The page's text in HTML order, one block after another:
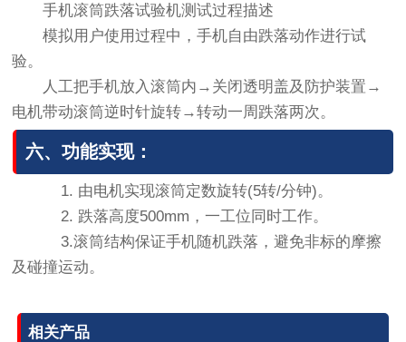
手机滚筒跌落试验机测试过程描述
模拟用户使用过程中，手机自由跌落动作进行试
验。
人工把手机放入滚筒内→关闭透明盖及防护装置→
电机带动滚筒逆时针旋转→转动一周跌落两次。
六、功能实现：
1. 由电机实现滚筒定数旋转(5转/分钟)。
2. 跌落高度500mm，一工位同时工作。
3.滚筒结构保证手机随机跌落，避免非标的摩擦
及碰撞运动。
相关产品